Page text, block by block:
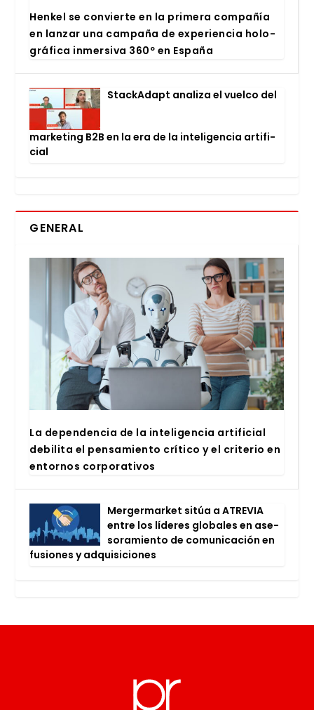
Hen­kel se con­vier­te en la pri­me­ra com­pa­ñía
en lan­zar una cam­pa­ña de expe­rien­cia holo­
grá­fi­ca inmer­si­va 360º en Espa­ña
Stac­kA­dapt ana­li­za el vuel­co del
mar­ke­ting B2B en la era de la inte­li­gen­cia arti­fi­
cial
GENERAL
La depen­den­cia de la inte­li­gen­cia arti­fi­cial
debi­li­ta el pen­sa­mien­to crí­ti­co y el cri­te­rio en
entor­nos cor­po­ra­ti­vos
Mer­ger­mar­ket sitúa a ATRE­VIA
entre los líde­res glo­ba­les en ase­
so­ra­mien­to de comu­ni­ca­ción en
fusio­nes y adqui­si­cio­nes